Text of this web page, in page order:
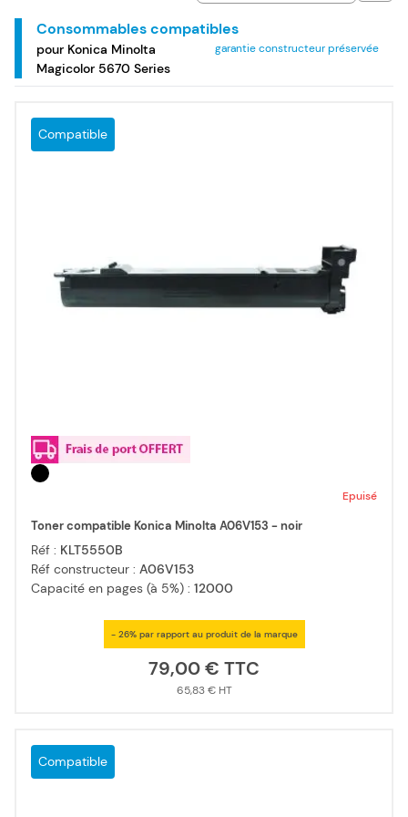
Consommables compatibles
garantie constructeur préservée
pour Konica Minolta
Magicolor 5670 Series
Compatible
Epuisé
Toner compatible Konica Minolta A06V153 - noir
Réf : KLT5550B
Réf constructeur : A06V153
Capacité en pages (à 5%) : 12000
- 26% par rapport au produit de la marque
79,00 €
65,83 €
Compatible